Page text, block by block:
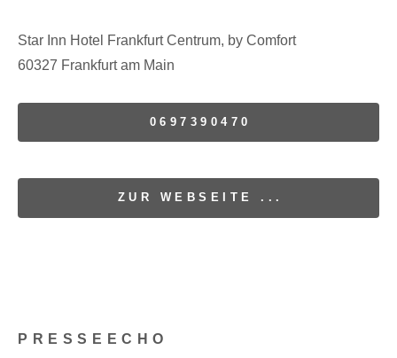
Star Inn Hotel Frankfurt Centrum, by Comfort
60327 Frankfurt am Main
0697390470
ZUR WEBSEITE ...
PRESSEECHO